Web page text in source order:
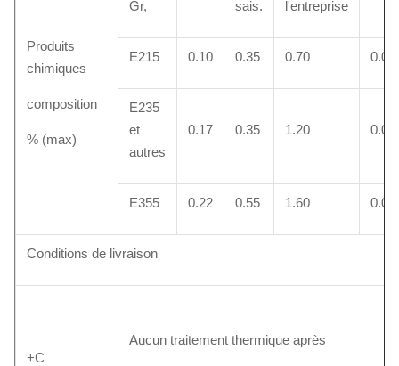
Produits
chimiques
composition
% (max)
Gr, sais. l'entreprise
E215 0.10 0.35 0.70
E235
et
autres
0.17 0.35 1.20
E355 0.22 0.55 1.60
Conditions de livraison
+C
Aucun traitement thermique après